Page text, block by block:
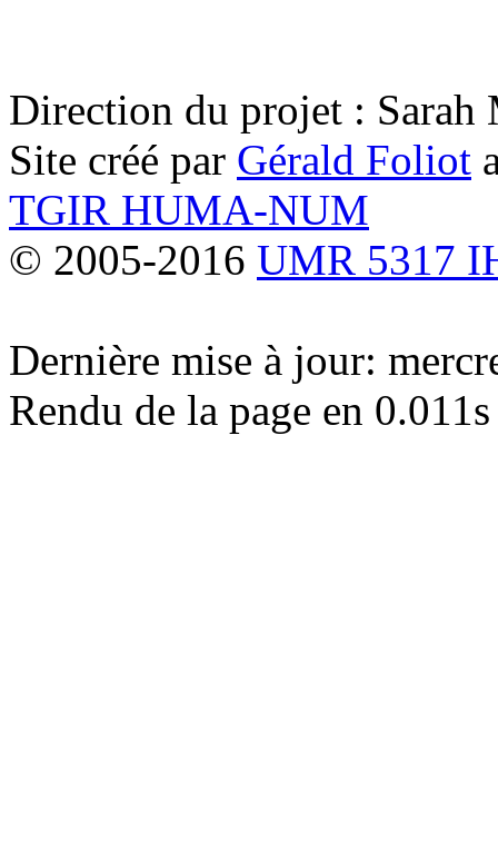
Direction du projet : Sarah
Site créé par Gérald Foliot
TGIR HUMA-NUM
© 2005-2016 UMR 5317
Dernière mise à jour:
Rendu de la page en 0.011s